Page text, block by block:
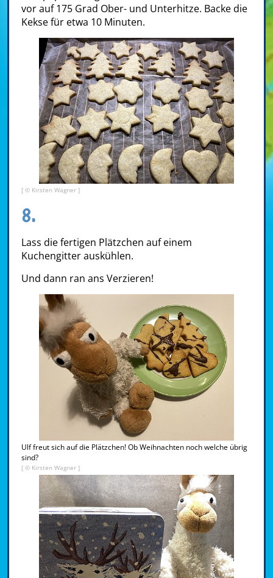
vor auf 175 Grad Ober- und Unterhitze. Backe die
Kekse für etwa 10 Minuten.
[ © Kirsten Wagner ]
8.
Lass die fertigen Plätzchen auf einem
Kuchengitter auskühlen.
Und dann ran ans Verzieren!
Ulf freut sich auf die Plätzchen! Ob Weihnachten noch welche übrig
sind?
[ © Kirsten Wagner ]